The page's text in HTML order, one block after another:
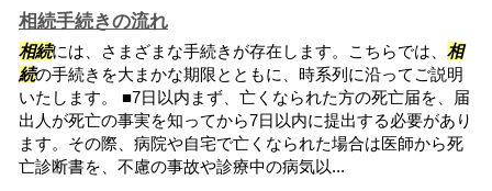
相続手続きの流れ
相続には、さまざまな手続きが存在します。こちらでは、 相
続の手続きを大まかな期限とともに、時系列に沿ってご説明
いたします。 ■7日以内まず、亡くなられた方の死亡届を、届
出人が死亡の事実を知ってから7日以内に提出する必要があり
ます。その際、病院や自宅で亡くなられた場合は医師から死
亡診断書を、不慮の事故や診療中の病気以...